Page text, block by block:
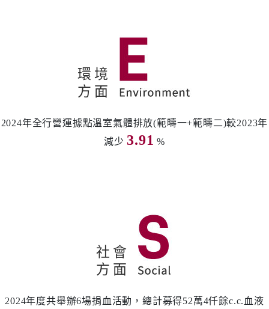
網站地圖
意見回饋
EN
環境
方面
2024年全行營運據點溫室氣體排放(範疇一+範疇二)較2023年
減少 3.91 %
社會
方面
2024年度共舉辦6場捐血活動，總計募得52萬4仟餘c.c.血液